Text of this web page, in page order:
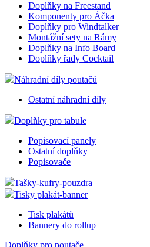
Doplňky na Freestand
Komponenty pro Áčka
Doplňky pro Windtalker
Montážní sety na Rámy
Doplňky na Info Board
Doplňky řady Cocktail
Náhradní díly poutačů
Ostatní náhradní díly
Doplňky pro tabule
Popisovací panely
Ostatní doplňky
Popisovače
Tašky-kufry-pouzdra
Tisky plakát-banner
Tisk plakátů
Bannery do rollup